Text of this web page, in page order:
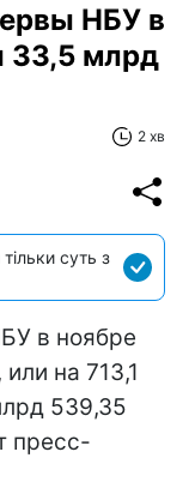
НБУ в
33,5 млрд
2 хв
суть з
в ноябре
на 713,1
539,35
пресс-